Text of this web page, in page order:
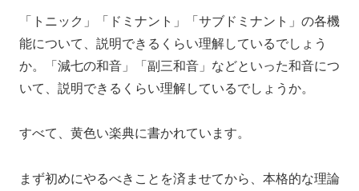
「トニック」「ドミナント」「サブドミナント」の各機
能について、説明できるくらい理解しているでしょう
か。「減七の和音」「副三和音」などといった和音につ
いて、説明できるくらい理解しているでしょうか。
すべて、黄色い楽典に書かれています。
まず初めにやるべきことを済ませてから、本格的な理論